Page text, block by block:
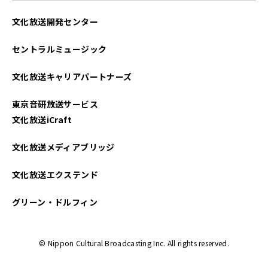
文化放送開発センター
セントラルミュージック
文化放送キャリアパートナーズ
東京音研放送サービス
文化放送iCraft
文化放送メディアブリッジ
文化放送エクステンド
グリーン・ドルフィン
© Nippon Cultural Broadcasting Inc. All rights reserved.